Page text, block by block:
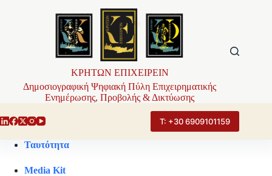
ΚΡΗΤΩΝ ΕΠΙΧΕΙΡΕΙΝ
Δημοσιογραφική Ψηφιακή Πύλη Επιχειρηματικής
Ενημέρωσης, Προβολής & Δικτύωσης
Τ: +30 6909101159
Ταυτότητα
Media Kit